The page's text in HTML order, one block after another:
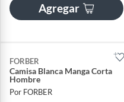
Agregar
FORBER
Camisa Blanca Manga Corta
Hombre
Por FORBER